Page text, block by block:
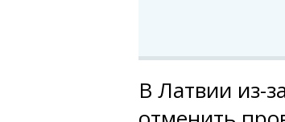
В Латвии из-